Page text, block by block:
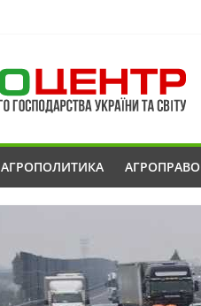
АГРОПОЛИТИКА АГРОПРАВО